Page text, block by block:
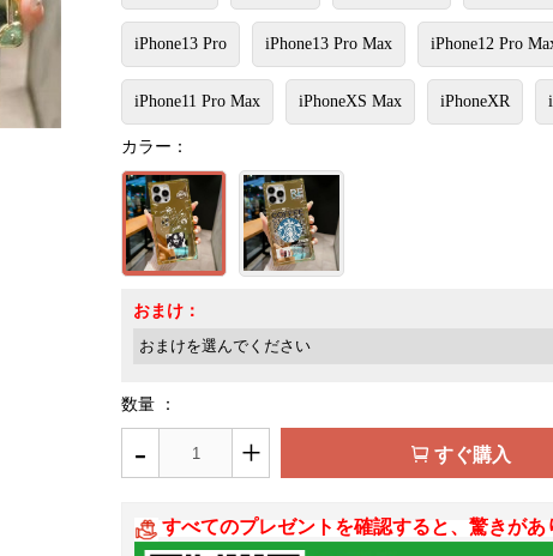
iPhone13 Pro iPhone13 Pro Max iPhone12 Pro
iPhone11 Pro Max iPhoneXS Max iPhoneXR
カラー：
おまけ：
数量 ：
- + すぐ購入
すべてのプレゼントを確認すると、驚きがあ